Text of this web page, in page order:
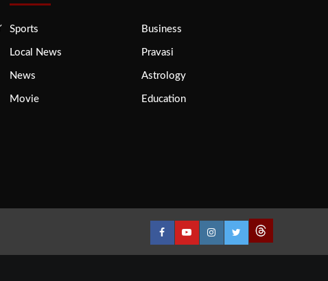
Sports Business
Local News Pravasi
News Astrology
Movie Education